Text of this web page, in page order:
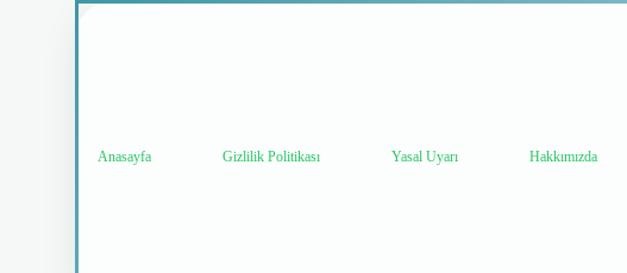
Anasayfa Gizlilik Politikası Yasal Uyarı Hakkımızda